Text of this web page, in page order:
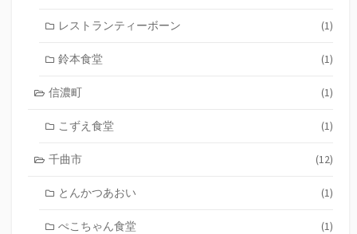
レストランティーボーン (1)
鈴本食堂 (1)
信濃町 (1)
こずえ食堂 (1)
千曲市 (12)
とんかつあおい (1)
ぺこちゃん食堂 (1)